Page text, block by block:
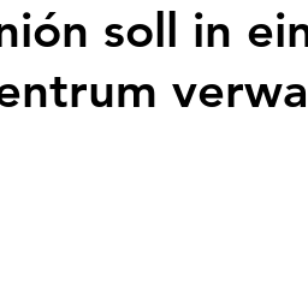
soll in